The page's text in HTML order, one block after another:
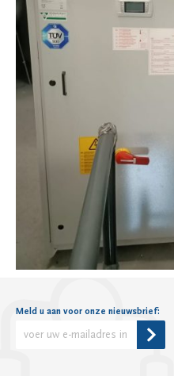
Meld u aan voor onze nieuwsbrief:
Alternative: